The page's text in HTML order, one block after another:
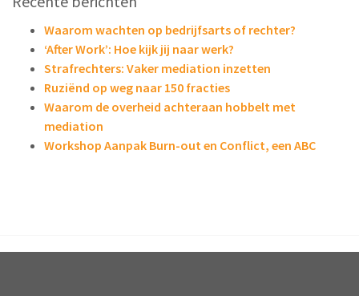
Waarom wachten op bedrijfsarts of rechter?
‘After Work’: Hoe kijk jij naar werk?
Strafrechters: Vaker mediation inzetten
Ruziënd op weg naar 150 fracties
Waarom de overheid achteraan hobbelt met
mediation
Workshop Aanpak Burn-out en Conflict, een ABC